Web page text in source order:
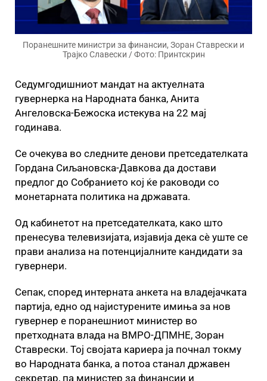
Поранешните министри за финансии, Зоран Ставрески и
Трајко Славески / Фото: Принтскрин
Седумгодишниот мандат на актуелната
гувернерка на Народната банка, Анита
Ангеловска-Бежоска истекува на 22 мај
годинава.
Се очекува во следните денови претседателката
Гордана Сиљановска-Давкова да достави
предлог до Собранието кој ќе раководи со
монетарната политика на државата.
Од кабинетот на претседателката, како што
пренесува телевизијата, изјавија дека сè уште се
прави анализа на потенцијалните кандидати за
гувернери.
Сепак, според интерната анкета на владејачката
партија, едно од најистурените имиња за нов
гувернер е поранешниот министер во
претходната влада на ВМРО-ДПМНЕ, Зоран
Ставрески. Тој својата кариера ја почнал токму
во Народната банка, а потоа станал државен
секретар, па министер за финансии и